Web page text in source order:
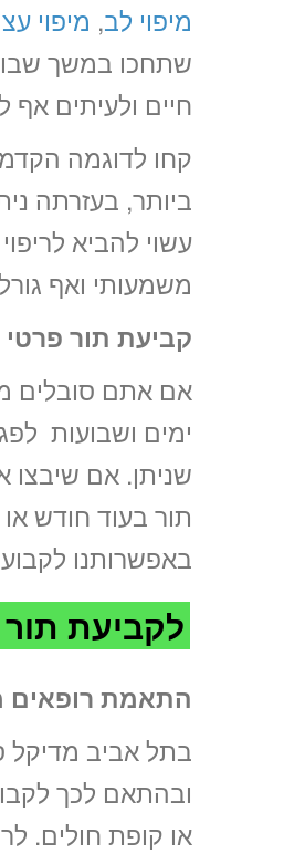
מיפוי לב, מיפוי
שתחכו במשך
חיים ולעיתים
קחו לדוגמה
ביותר, בעזרתה
משמעותי ואף
קביעת תור
אם אתם סובלים
ימים ושבועות
שניתן. אם
תור בעוד חודש
באפשרותנו
לקביעת
התאמת רופאים
בתל אביב מדיקל
ובהתאם לכך
או קופת חולים.